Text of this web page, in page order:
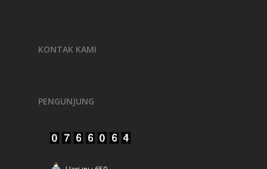
KONTAK KAMI
PENGUNJUNG